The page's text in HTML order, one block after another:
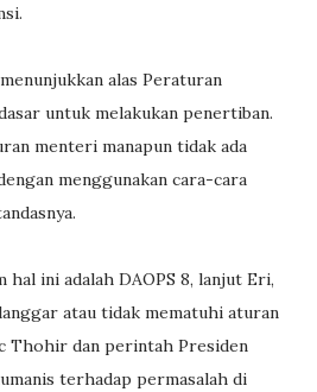
alas Peraturan
untuk melakukan penertiban.
menteri manapun tidak ada
menggunakan cara-cara
hal ini adalah DAOPS 8, lanjut Eri,
atau tidak mematuhi aturan
Thohir dan perintah Presiden
terhadap permasalah di